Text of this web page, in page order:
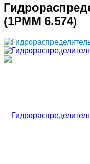
(1РММ 6.574)